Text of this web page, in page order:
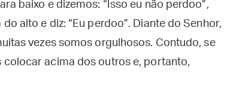
baixo e dizemos: “Isso eu não perdoo”,
alto e diz: “Eu perdoo”. Diante do Senhor,
vezes somos orgulhosos. Contudo, se
acima dos outros e, portanto,